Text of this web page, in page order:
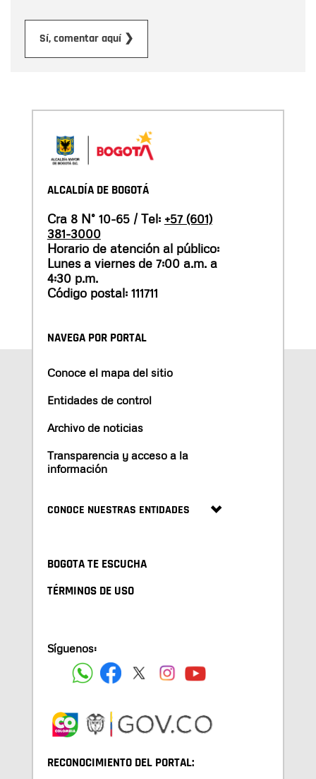
Sí, comentar aquí ❯
ALCALDÍA DE BOGOTÁ
Cra 8 N° 10-65 / Tel: +57 (601)
381-3000
Horario de atención al público:
Lunes a viernes de 7:00 a.m. a
4:30 p.m.
Código postal: 111711
NAVEGA POR PORTAL
Conoce el mapa del sitio
Entidades de control
Archivo de noticias
Transparencia y acceso a la
información
CONOCE NUESTRAS ENTIDADES
BOGOTA TE ESCUCHA
TÉRMINOS DE USO
Síguenos:
RECONOCIMIENTO DEL PORTAL: